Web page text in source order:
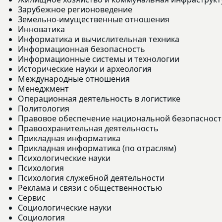
Зарубежное регионоведение
Земельно-имущественные отношения
Инноватика
Информатика и вычислительная техника
Информационная безопасность
Информационные системы и технологии
Исторические науки и археология
Международные отношения
Менеджмент
Операционная деятельность в логистике
Политология
Правовое обеспечение национальной
Правоохранительная деятельность
Прикладная информатика
Прикладная информатика (по отраслям)
Психологические науки
Психология
Психология служебной деятельности
Реклама и связи с общественностью
Сервис
Социологические науки
Социология